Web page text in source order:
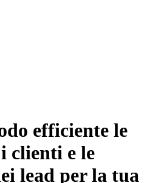
efficiente le
clienti e le
lead per la tua